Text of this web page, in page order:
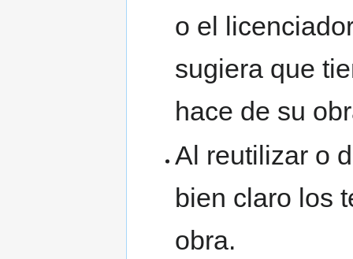
o el
sugiera que
hace de su
Al reutilizar o
bien claro los
obra.